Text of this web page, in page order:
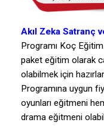
Akıl Zeka Satranç
Programı Koç
paket eğitim olarak
olabilmek için
Programına uygun
oyunları eğitmeni
drama eğitmeni